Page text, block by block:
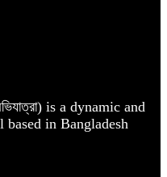
is a dynamic and
in Bangladesh